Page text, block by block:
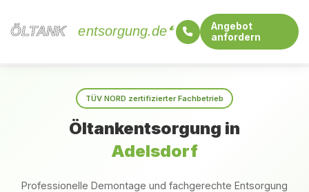
ÖLTANK
ÖLTANK entsorgung.de
Angebot
anfordern
TÜV NORD zertifizierter Fachbetrieb
Öltankentsorgung in
Adelsdorf
Professionelle Demontage und fachgerechte Entsorgung